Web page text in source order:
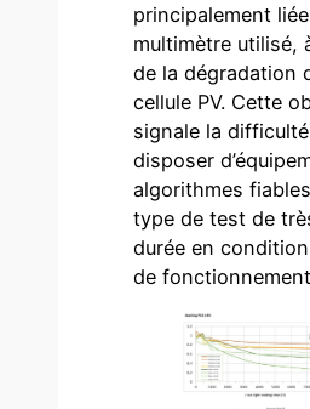
principalement
multimètre utilisé,
de la dégradation
cellule PV. Cette
signale la
disposer
algorithmes
type de test de
durée en
de